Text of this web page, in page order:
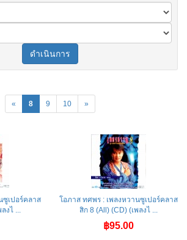
ดำเนินการ
« 8 9 10 »
ซูเปอร์คลาส
งไ ...
โอภาส ทศพร : เพลงหวานซูเปอร์คลาส
สิก 8 (All) (CD) (เพลงไ ...
฿95.00